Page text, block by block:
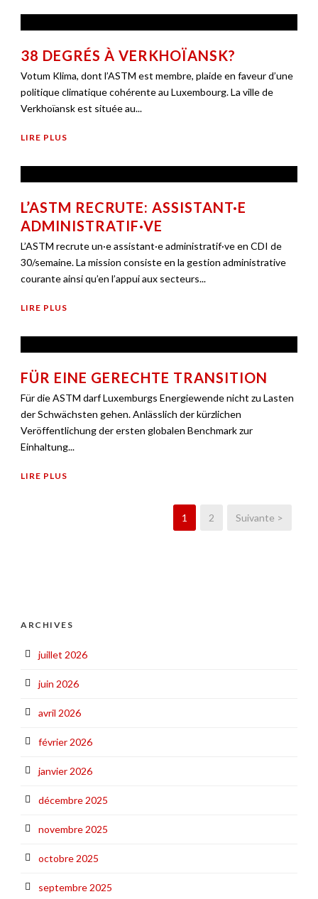
38 DEGRÉS À VERKHOÏANSK?
Votum Klima, dont l’ASTM est membre, plaide en faveur d’une
politique climatique cohérente au Luxembourg. La ville de
Verkhoïansk est située au...
LIRE PLUS
L’ASTM RECRUTE: ASSISTANT·E
ADMINISTRATIF·VE
L’ASTM recrute un·e assistant·e administratif·ve en CDI de
30/semaine. La mission consiste en la gestion administrative
courante ainsi qu’en l’appui aux secteurs...
LIRE PLUS
FÜR EINE GERECHTE TRANSITION
Für die ASTM darf Luxemburgs Energiewende nicht zu Lasten
der Schwächsten gehen. Anlässlich der kürzlichen
Veröffentlichung der ersten globalen Benchmark zur
Einhaltung...
LIRE PLUS
1 2 Suivante >
ARCHIVES
juillet 2026
juin 2026
avril 2026
février 2026
janvier 2026
décembre 2025
novembre 2025
octobre 2025
septembre 2025